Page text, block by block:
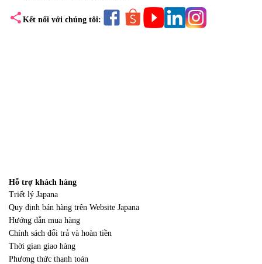
share Kết nối với chúng tôi:
Hỗ trợ khách hàng
Triết lý Japana
Quy định bán hàng trên Website Japana
Hướng dẫn mua hàng
Chính sách đổi trả và hoàn tiền
Thời gian giao hàng
Phương thức thanh toán